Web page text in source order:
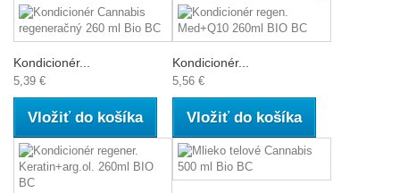
Kondicionér...
5,39 €
Vložiť do košíka
Kondicionér...
5,56 €
Vložiť do košíka